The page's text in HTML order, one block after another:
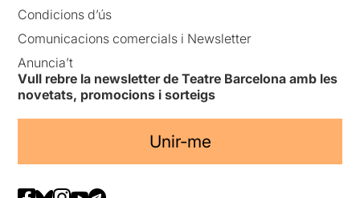
Condicions d’ús
Comunicacions comercials i Newsletter
Anuncia’t
Vull rebre la newsletter de Teatre Barcelona amb les
novetats, promocions i sorteigs
Unir-me